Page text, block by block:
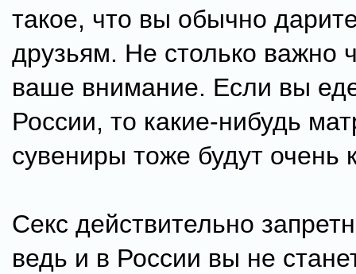
такое, что вы обычно
друзьям. Не столько важно
ваше внимание. Если вы
России, то какие-нибудь
сувениры тоже будут очень
Секс действительно
ведь и в России вы не